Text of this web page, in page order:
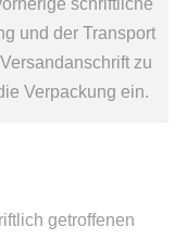
schriftliche
und der Transport
zu
Verpackung ein.
getroffenen